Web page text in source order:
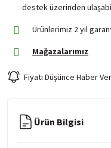
destek üzerinden
Ürünlerimiz 2 yıl
Mağazalarımız
Fiyatı Düşünce Haber Ver
Ürün Bilgisi